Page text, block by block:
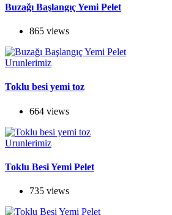
Buzağı Başlangıç Yemi Pelet
865 views
Urunlerimiz
Toklu besi yemi toz
664 views
Urunlerimiz
Toklu Besi Yemi Pelet
735 views